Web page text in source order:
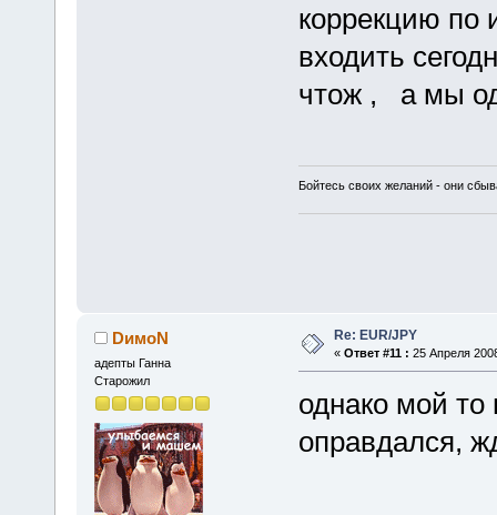
коррекцию по
входить
чтож , а мы
Бойтесь своих желаний - они
DимоN
адепты Ганна
Старожил
Re: EUR/JPY
« Ответ #11 : 25 Апреля
однако мой то
оправдался,